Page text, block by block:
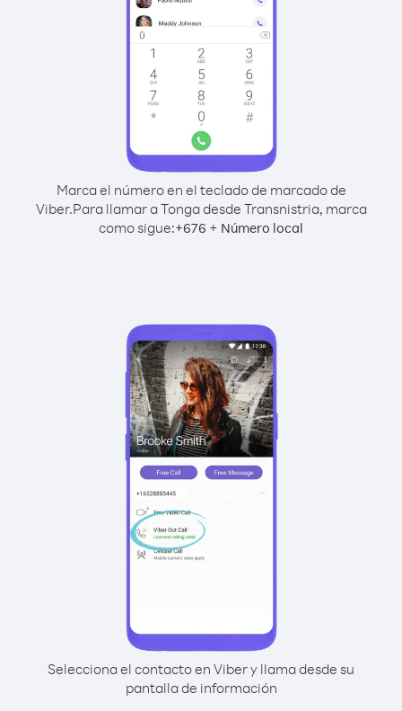
Marca el número en el teclado de marcado de
Viber.Para llamar a Tonga desde Transnistria, marca
como sigue:+676 + Número local
Selecciona el contacto en Viber y llama desde su
pantalla de información